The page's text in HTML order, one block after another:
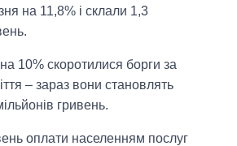
на 11,8% і склали 1,3
10% скоротилися борги за
– зараз вони становлять
гривень.
оплати населенням послуг